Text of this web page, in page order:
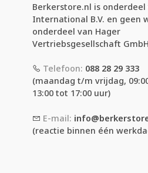
Berkerstore.nl is
International B.V. en geen
onderdeel van Hager
Vertriebsgesellschaft
Telefoon: 088 28 29 333
(maandag t/m vrijdag,
13:00 tot 17:00 uur)
E-mail:
(reactie binnen één